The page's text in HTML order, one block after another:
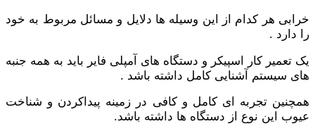
خرابی هر کدام از این وسیله ها دلایل و مسائل مربوط به خود
را دارد .
یک تعمیر کار اسپیکر و دستگاه های آمپلی فایر باید به همه جنبه
های سیستم آشنایی کامل داشته باشد .
همچنین تجربه ای کامل و کافی در زمینه پیداکردن و شناخت
عیوب این نوع از دستگاه ها داشته باشد.